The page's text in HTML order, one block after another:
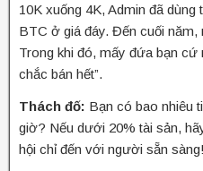
10K xuống 4K, Admin đã dùng
BTC ở giá đáy. Đến cuối năm,
Trong khi đó, mấy đứa bạn cứ
chắc bán hết”.
Thách đố: Bạn có bao nhiêu
giờ? Nếu dưới 20% tài sản,
hội chỉ đến với người sẵn sàng!